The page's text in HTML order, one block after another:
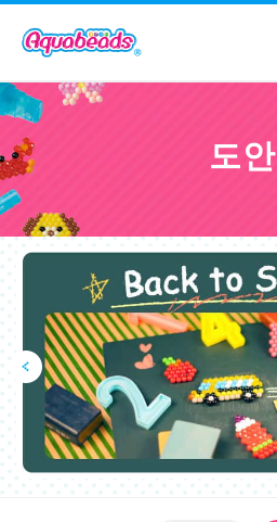
아쿠아비즈란?
동영상
부모님들께
도안